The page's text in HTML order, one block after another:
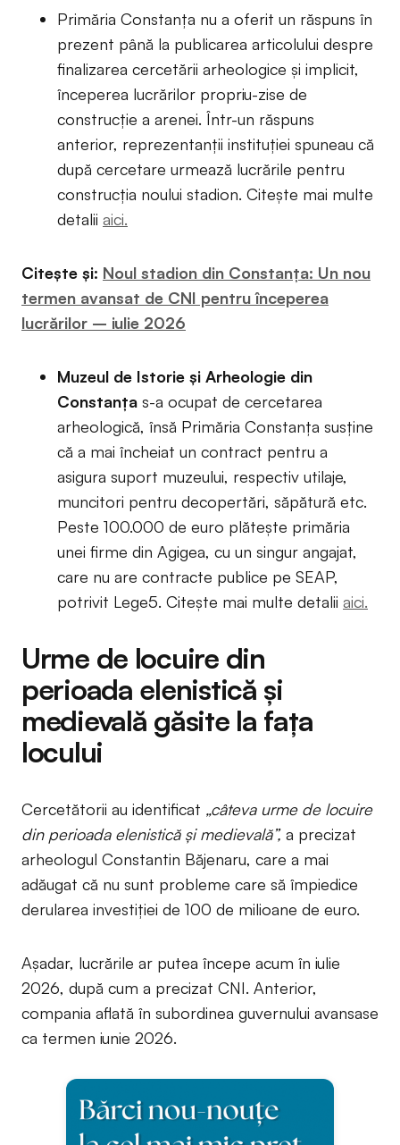
Primăria Constanța nu a oferit un răspuns în
prezent până la publicarea articolului despre
finalizarea cercetării arheologice și implicit,
începerea lucrărilor propriu-zise de
construcție a arenei. Într-un răspuns
anterior, reprezentanții instituției spuneau că
după cercetare urmează lucrările pentru
construcția noului stadion. Citește mai multe
detalii aici.
Citește și: Noul stadion din Constanța: Un nou
termen avansat de CNI pentru începerea
lucrărilor – iulie 2026
Muzeul de Istorie și Arheologie din
Constanța s-a ocupat de cercetarea
arheologică, însă Primăria Constanța susține
că a mai încheiat un contract pentru a
asigura suport muzeului, respectiv utilaje,
muncitori pentru decopertări, săpătură etc.
Peste 100.000 de euro plătește primăria
unei firme din Agigea, cu un singur angajat,
care nu are contracte publice pe SEAP,
potrivit Lege5. Citește mai multe detalii aici.
Urme de locuire din
perioada elenistică și
medievală găsite la fața
locului
Cercetătorii au identificat „câteva urme de locuire
din perioada elenistică și medievală”, a precizat
arheologul Constantin Băjenaru, care a mai
adăugat că nu sunt probleme care să împiedice
derularea investiției de 100 de milioane de euro.
Așadar, lucrările ar putea începe acum în iulie
2026, după cum a precizat CNI. Anterior,
compania aflată în subordinea guvernului avansase
ca termen iunie 2026.